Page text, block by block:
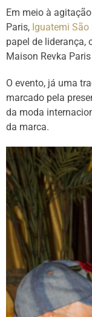
Em meio à
Paris, Iguatemi São
papel de liderança,
Maison Revka
O evento, já uma
marcado pela
da moda
da marca.